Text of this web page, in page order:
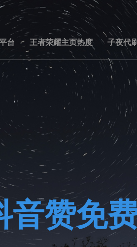
台 王者荣耀主页热度 子夜代
音赞免